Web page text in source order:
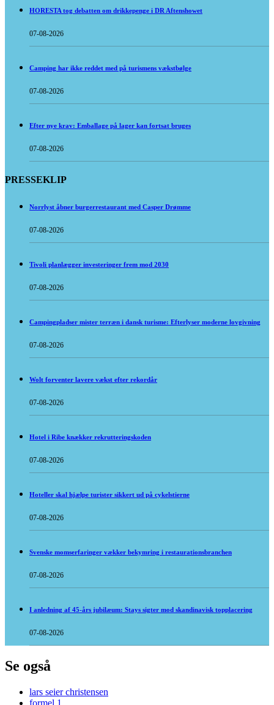
HORESTA tog debatten om drikkepenge i DR Aftenshowet
07-08-2026
Camping har ikke reddet med på turismens vækstbølge
07-08-2026
Efter nye krav: Emballage på lager kan fortsat bruges
07-08-2026
PRESSEKLIP
Norrlyst åbner burgerrestaurant med Casper Drømme
07-08-2026
Tivoli planlægger investeringer frem mod 2030
07-08-2026
Campingpladser mister terræn i dansk turisme: Efterlyser moderne lovgivning
07-08-2026
Wolt forventer lavere vækst efter rekordår
07-08-2026
Hotel i Ribe knækker rekrutteringskoden
07-08-2026
Hoteller skal hjælpe turister sikkert ud på cykelstierne
07-08-2026
Svenske momserfaringer vækker bekymring i restaurationsbranchen
07-08-2026
I anledning af 45-års jubilæum: Stays sigter mod skandinavisk topplacering
07-08-2026
Se også
lars seier christensen
formel 1